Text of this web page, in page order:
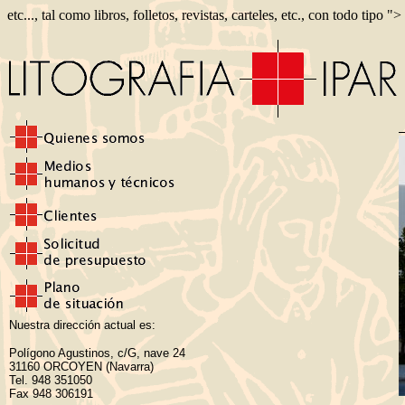
etc..., tal como libros, folletos, revistas, carteles, etc., con todo tipo ">
Nuestra dirección actual es:
Polígono Agustinos, c/G, nave 24
31160 ORCOYEN (Navarra)
Tel. 948 351050
Fax 948 306191